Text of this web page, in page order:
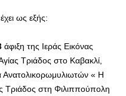
ως εξής:
άφιξη της Ιεράς Εικόνας
Τριάδος στο Καβακλί,
Ανατολικορωμυλιωτών « Η
Τριάδος στη Φιλιππούπολη